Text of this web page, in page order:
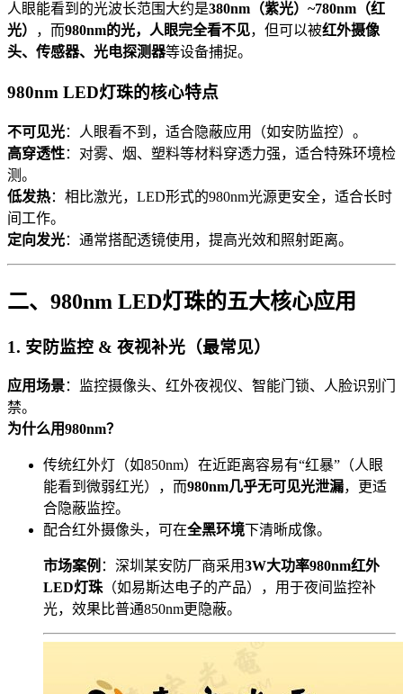
人眼能看到的光波长范围大约是380nm（紫光）~780nm（红
光）
，而980nm的光，人眼完全看不见，但可以被红外摄像
头、传感器、光电探测器等设备捕捉。
980nm LED灯珠的核心特点
不可见光：人眼看不到，适合隐蔽应用（如安防监控）。
高穿透性：对雾、烟、塑料等材料穿透力强，适合特殊环境检
测。
低发热：相比激光，LED形式的980nm光源更安全，适合长时
间工作。
定向发光：通常搭配透镜使用，提高光效和照射距离。
二、980nm LED灯珠的五大核心应用
1. 安防监控 & 夜视补光（最常见）
应用场景：监控摄像头、红外夜视仪、智能门锁、人脸识别门
禁。
为什么用980nm？
传统红外灯（如850nm）在近距离容易有“红暴”（人眼
能看到微弱红光），而980nm几乎无可见光泄漏，更适
合隐蔽监控。
配合红外摄像头，可在全黑环境下清晰成像。
市场案例 ：深圳某安防厂商采用3W大功率980nm红外
LED灯珠 （如易斯达电子的产品），用于夜间监控补
光，效果比普通850nm更隐蔽。